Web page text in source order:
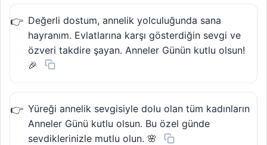
Değerli dostum, annelik yolculuğunda sana
hayranım. Evlatlarına karşı gösterdiğin sevgi ve
özveri takdire şayan. Anneler Günün kutlu olsun!
🎉
Yüreği annelik sevgisiyle dolu olan tüm kadınların
Anneler Günü kutlu olsun. Bu özel günde
sevdiklerinizle mutlu olun. 🌸